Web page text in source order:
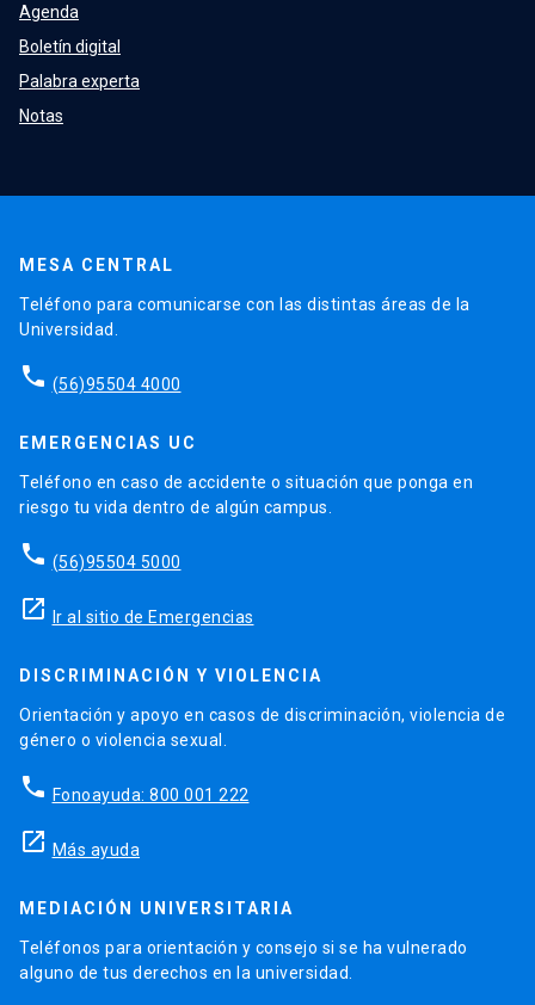
Agenda
Boletín digital
Palabra experta
Notas
MESA CENTRAL
Teléfono para comunicarse con las distintas áreas de la
Universidad.
phone (56)95504 4000
EMERGENCIAS UC
Teléfono en caso de accidente o situación que ponga en
riesgo tu vida dentro de algún campus.
phone (56)95504 5000
launch Ir al sitio de Emergencias
DISCRIMINACIÓN Y VIOLENCIA
Orientación y apoyo en casos de discriminación, violencia de
género o violencia sexual.
phone Fonoayuda: 800 001 222
launch Más ayuda
MEDIACIÓN UNIVERSITARIA
Teléfonos para orientación y consejo si se ha vulnerado
alguno de tus derechos en la universidad.